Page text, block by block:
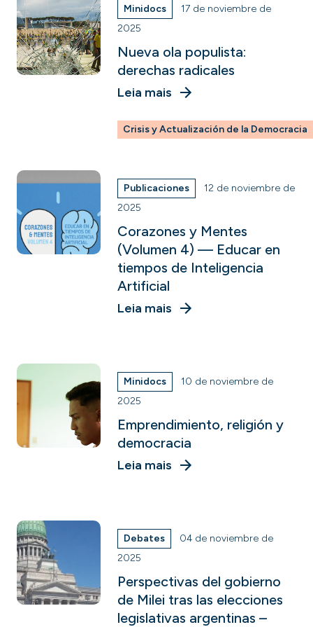
Minidocs
17 de noviembre de
2025
Nueva ola populista:
derechas radicales
Leia mais
Crisis y Actualización de la Democracia
Publicaciones
12 de noviembre de
2025
Corazones y Mentes
(Volumen 4) — Educar en
tiempos de Inteligencia
Artificial
Leia mais
Minidocs
10 de noviembre de
2025
Emprendimiento, religión y
democracia
Leia mais
Debates
04 de noviembre de
2025
Perspectivas del gobierno
de Milei tras las elecciones
legislativas argentinas –